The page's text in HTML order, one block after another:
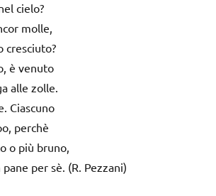
cielo?
molle,
cresciuto?
è venuto
alle zolle.
Ciascuno
perchè
o più bruno,
per sè. (R. Pezzani)